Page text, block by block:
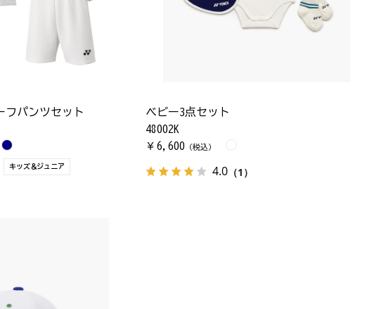
フパンツセット
キッズ＆ジュニア
ベビー3点セット
48002K
￥ 6,600 （税込）
4.0（1）